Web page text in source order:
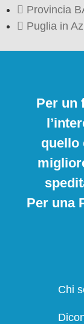
Provincia
Puglia in
Per un
quello
Per una
Chi